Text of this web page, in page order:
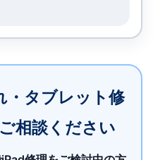
・タブレット修
相談ください